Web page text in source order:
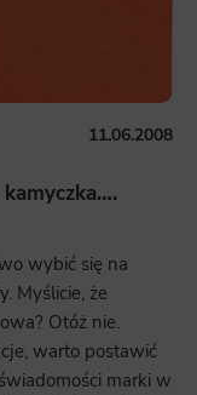
11.06.2008
kamyczka….
wybić się na
Myślicie, że
Otóż nie.
warto postawić
marki w